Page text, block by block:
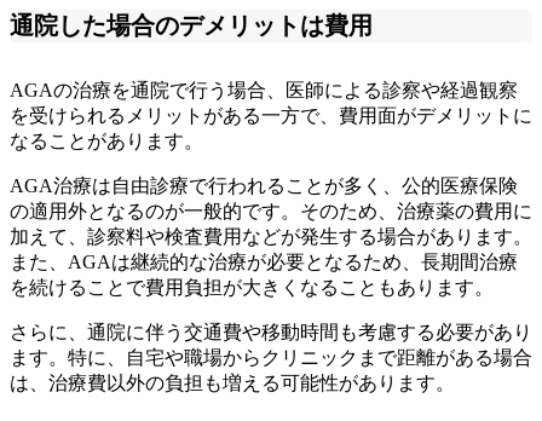
通院した場合のデメリットは費用
AGAの治療を通院で行う場合、医師による診察や経過観察
を受けられるメリットがある一方で、費用面がデメリットに
なることがあります。
AGA治療は自由診療で行われることが多く、公的医療保険
の適用外となるのが一般的です。そのため、治療薬の費用に
加えて、診察料や検査費用などが発生する場合があります。
また、AGAは継続的な治療が必要となるため、長期間治療
を続けることで費用負担が大きくなることもあります。
さらに、通院に伴う交通費や移動時間も考慮する必要があり
ます。特に、自宅や職場からクリニックまで距離がある場合
は、治療費以外の負担も増える可能性があります。